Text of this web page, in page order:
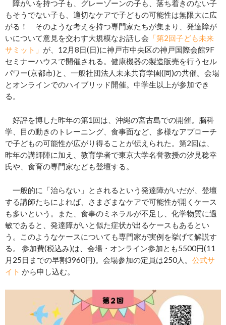
障がいを持つ子も、グレーゾーンの子も、落ち着きのない子
もそうでない子も、適切なケアで子どもの可能性は無限大に広
がる！ そのような考えを持つ専門家たちが集まり、発達障が
いについて意見を交わす大規模なお話し会 「第2回子ども未来
サミット」 が、12月8日(日)に神戸市中央区の神戸国際会館9F
セミナーハウスで開催される。健康機器の製造販売を行うセル
パワー(京都市)と、一般社団法人未来共育学園(同)の共催。会場
とオンラインでのハイブリッド開催。中学生以上が参加でき
る。
好評を博した昨年の第1回は、沖縄の宮古島での開催。脳科
学、目の動きのトレーニング、食事面など、多様なアプローチ
で子どもの可能性が広がり得ることが伝えられた。第2回は、
昨年の講師陣に加え、教育学者で東京大学名誉教授の汐見稔幸
氏や、食育の専門家なども登壇する。
一般的に「治らない」とされるという発達障がいだが、登壇
する講師たちによれば、さまざまなケアで可能性が開くケース
も多いという。また、食事のミネラルが不足し、化学物質に過
敏であると、発達障がいと似た症状が出るケースもあるとい
う。このようなケースについても専門家が実例を挙げて解説す
る。 参加費(税込み)は、会場・オンライン参加とも5500円(11
月25日までの早割3960円)。会場参加の定員は250人。 公式サ
イト から申し込む。